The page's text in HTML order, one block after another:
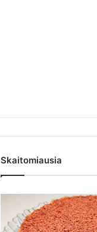
Skaitomiausia